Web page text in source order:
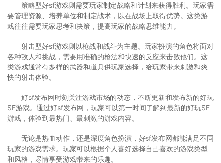
策略型好sf游戏则需要玩家制定战略和计划来获得胜利。玩家需
要管理资源、培养单位和制定战术，以在战场上取得优势。这类游
戏往往需要玩家思考和决策，提高玩家的战略思维能力。
射击型好sf游戏则以枪战和战斗为主题。玩家扮演的角色将面对
各种敌人和挑战，需要用准确的枪法和快速的反应来击败他们。这
类游戏通常有多样的武器和道具供玩家选择，给玩家带来刺激和爽
快的射击体验。
好sf发布网时刻关注游戏市场的动态，不断更新和发布新的好玩
SF游戏。通过好sf发布网，玩家可以第一时间了解到最新的好玩SF
游戏，体验到最热门、最刺激的游戏内容。
无论是热血动作，还是深度角色扮演，好sf发布网都能满足不同
玩家的游戏需求。玩家可以根据个人喜好选择自己喜欢的游戏类型
和风格，尽情享受游戏带来的乐趣。